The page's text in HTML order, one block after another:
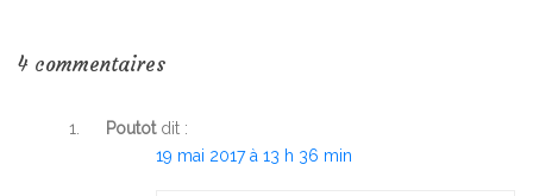
4 commentaires
Poutot dit :
19 mai 2017 à 13 h 36 min